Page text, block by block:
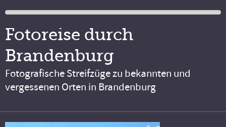
Fotoreise durch
Brandenburg
Fotografische Streifzüge zu bekannten und
vergessenen Orten in Brandenburg